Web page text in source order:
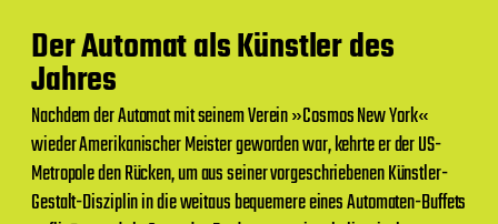
t
r
a
g
s
d
a
t
u
Der Automat als Künstler des
Jahres
Nachdem der Automat mit seinem Verein »Cosmos New York«
wieder Amerikanischer Meister geworden war, kehrte er der US-
Metropole den Rücken, um aus seiner vorgeschriebenen Künstler-
Gestalt-Disziplin in die weitaus bequemere eines Automaten-Buffets